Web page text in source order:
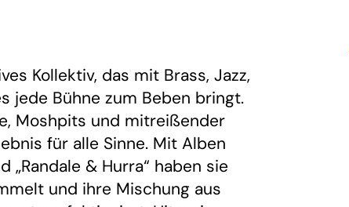
Kollektiv, das mit Brass, Jazz,
jede Bühne zum Beben bringt.
Moshpits und mitreißender
für alle Sinne. Mit Alben
„Randale & Hurra“ haben sie
und ihre Mischung aus